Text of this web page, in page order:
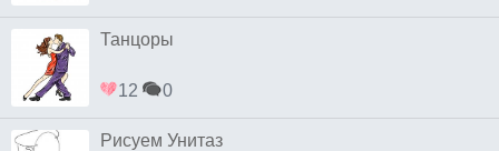
Танцоры
12 0
Рисуем Унитаз